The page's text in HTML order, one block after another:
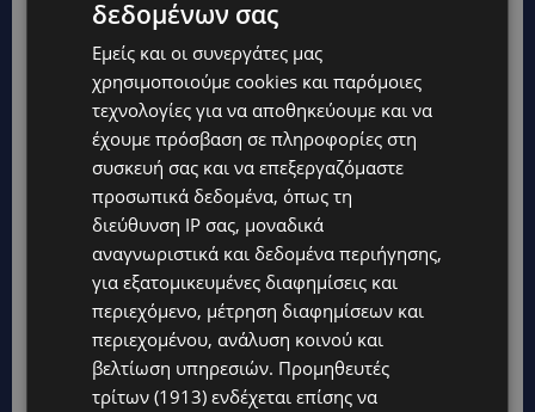
Topics
ΚΑΤΟΙΚΙΔΙΑ
ΠΑΓΚΟΣΜΙΑ ΗΜΕΡΑ ΓΑΤΑΣ: Χιλιάδες στην Κύπρο, καθεμία
δεδομένων σας
Εμείς και οι συνεργάτες μας
χρησιμοποιούμε cookies και παρόμοιες
τεχνολογίες για να αποθηκεύουμε και να
έχουμε πρόσβαση σε πληροφορίες στη
συσκευή σας και να επεξεργαζόμαστε
προσωπικά δεδομένα, όπως τη
διεύθυνση IP σας, μοναδικά
αναγνωριστικά και δεδομένα περιήγησης,
για εξατομικευμένες διαφημίσεις και
περιεχόμενο, μέτρηση διαφημίσεων και
περιεχομένου, ανάλυση κοινού και
βελτίωση υπηρεσιών. Προμηθευτές
τρίτων (1913) ενδέχεται επίσης να